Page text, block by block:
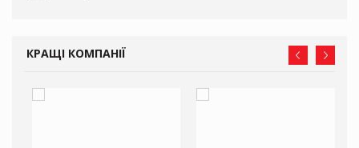
КРАЩІ КОМПАНІЇ